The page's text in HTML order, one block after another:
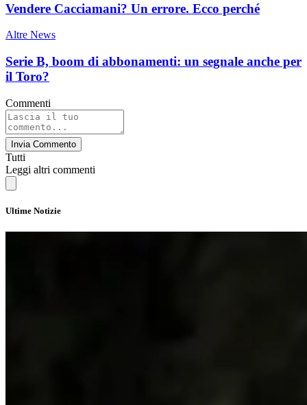
Vendere Cacciamani? Un errore. Ecco perché
Altre News
Serie B, boom di abbonamenti: un segnale anche per
il Toro?
Commenti
Invia Commento
Tutti
Leggi altri commenti
Ultime Notizie